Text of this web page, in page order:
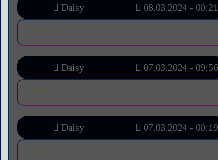
Daisy 08.03.2024 - 00:21
Daisy 07.03.2024 - 09:56
Daisy 07.03.2024 - 00:19